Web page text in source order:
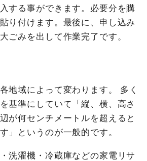
する事ができます。必要分を購
り付けます。最後に、申し込み
ごみを出して作業完了です。
地域によって変わります。 多く
基準にしていて「縦、横、高さ
が何センチメートルを超えると
」というのが一般的です。
洗濯機・冷蔵庫などの家電リサ